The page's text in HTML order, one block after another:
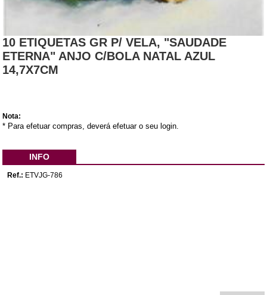
10 ETIQUETAS GR P/ VELA, "SAUDADE
ETERNA" ANJO C/BOLA NATAL AZUL
14,7X7CM
Nota:
* Para efetuar compras, deverá efetuar o seu login.
INFO
Ref.: ETVJG-786